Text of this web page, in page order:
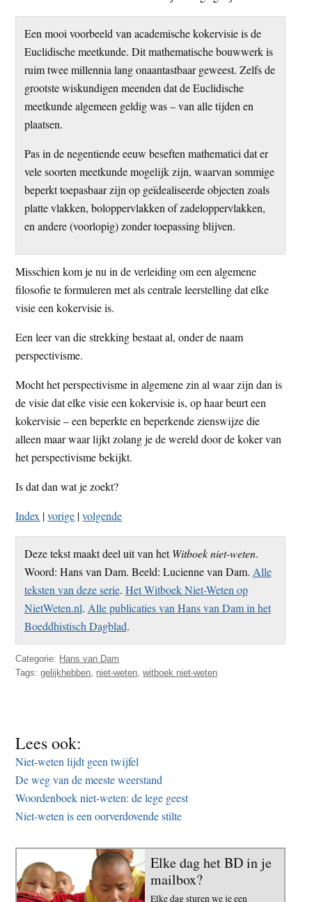
Een mooi voorbeeld van academische kokervisie is de
Euclidische meetkunde. Dit mathematische bouwwerk is
ruim twee millennia lang onaantastbaar geweest. Zelfs de
grootste wiskundigen meenden dat de Euclidische
meetkunde algemeen geldig was – van alle tijden en
plaatsen.
Pas in de negentiende eeuw beseften mathematici dat er
vele soorten meetkunde mogelijk zijn, waarvan sommige
beperkt toepasbaar zijn op geïdealiseerde objecten zoals
platte vlakken, boloppervlakken of zadeloppervlakken,
en andere (voorlopig) zonder toepassing blijven.
Misschien kom je nu in de verleiding om een algemene
filosofie te formuleren met als centrale leerstelling dat elke
visie een kokervisie is.
Een leer van die strekking bestaat al, onder de naam
perspectivisme.
Mocht het perspectivisme in algemene zin al waar zijn dan is
de visie dat elke visie een kokervisie is, op haar beurt een
kokervisie – een beperkte en beperkende zienswijze die
alleen maar waar lijkt zolang je de wereld door de koker van
het perspectivisme bekijkt.
Is dat dan wat je zoekt?
Index |vorige |volgende
Deze tekst maakt deel uit van hetWitboek niet-weten.
Woord: Hans van Dam. Beeld: Lucienne van Dam. Alle
teksten van deze serie. Het Witboek Niet-Weten op
NietWeten.nl. Alle publicaties van Hans van Dam in het
Boeddhistisch Dagblad.
Categorie: Hans van Dam
Tags:gelijkhebben niet-weten ,witboek niet-weten
Lees ook:
Niet-weten lijdt geen twijfel
De weg van de meeste weerstand
Woordenboek niet-weten: de lege geest
Niet-weten is een oorverdovende stilte
Elke dag het BD in je
mailbox?
Elke dag sturen we je een